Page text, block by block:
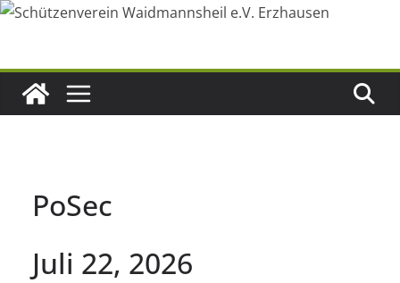
Zum
PoSec
Juli 22, 2026